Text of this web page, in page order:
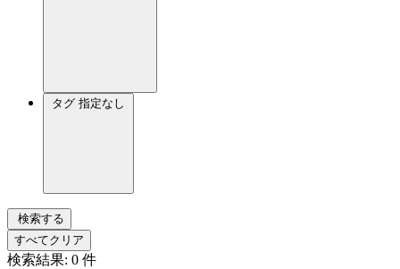
タグ 指定なし
検索する
すべてクリア
検索結果: 0 件